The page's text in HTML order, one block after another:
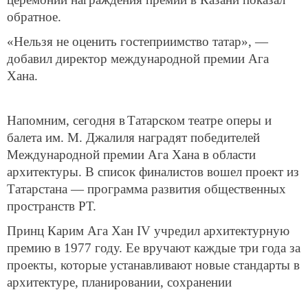
обратное.
«Нельзя не оценить гостеприимство татар», —
добавил директор международной премии Ага
Хана.
Напомним, сегодня вТатарском театре оперы и
балета им. М. Джалиля наградят победителей
Международной премии Ага Хана в области
архитектуры. В список финалистов вошел проект из
Татарстана — программа развития общественных
пространств РТ.
Принц Карим Ага Хан IV учредил архитектурную
премию в 1977 году. Ее вручают каждые три года за
проекты, которые устанавливают новые стандарты в
архитектуре, планировании, сохранении